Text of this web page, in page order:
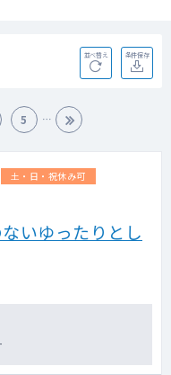
並べ替え 条件保存
5
土・日・祝休み可
いゆったりとし